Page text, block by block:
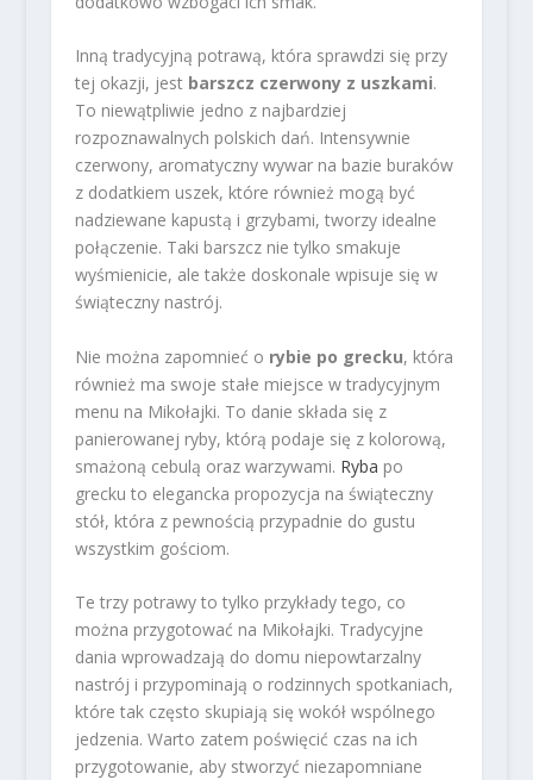
Inną tradycyjną potrawą, która sprawdzi się przy
tej okazji, jest barszcz czerwony z uszkami.
To niewątpliwie jedno z najbardziej
rozpoznawalnych polskich dań. Intensywnie
czerwony, aromatyczny wywar na bazie buraków
z dodatkiem uszek, które również mogą być
nadziewane kapustą i grzybami, tworzy idealne
połączenie. Taki barszcz nie tylko smakuje
wyśmienicie, ale także doskonale wpisuje się w
świąteczny nastrój.
Nie można zapomnieć o rybie po grecku, która
również ma swoje stałe miejsce w tradycyjnym
menu na Mikołajki. To danie składa się z
panierowanej ryby, którą podaje się z kolorową,
smażoną cebulą oraz warzywami. Ryba po
grecku to elegancka propozycja na świąteczny
stół, która z pewnością przypadnie do gustu
wszystkim gościom.
Te trzy potrawy to tylko przykłady tego, co
można przygotować na Mikołajki. Tradycyjne
dania wprowadzają do domu niepowtarzalny
nastrój i przypominają o rodzinnych spotkaniach,
które tak często skupiają się wokół wspólnego
jedzenia. Warto zatem poświęcić czas na ich
przygotowanie, aby stworzyć niezapomniane